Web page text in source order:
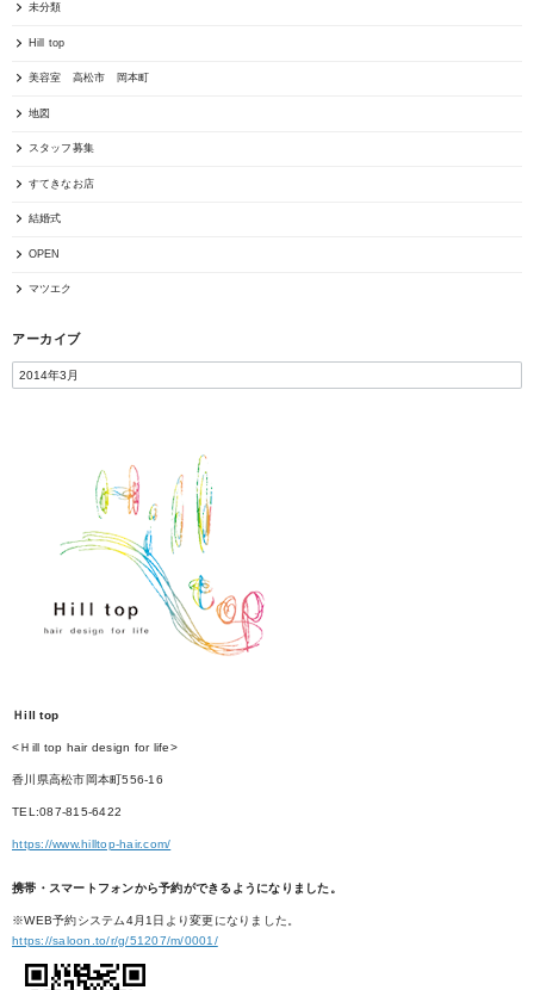
未分類
Hill top
美容室 高松市 岡本町
地図
スタッフ募集
すてきなお店
結婚式
OPEN
マツエク
アーカイブ
Ｈill top
<Ｈill top hair design for life>
香川県高松市岡本町556-16
TEL:087-815-6422
https://www.hilltop-hair.com/
携帯・スマートフォンから予約ができるようになりました。
※WEB予約システム4月1日より変更になりました。
https://saloon.to/r/g/51207/m/0001/